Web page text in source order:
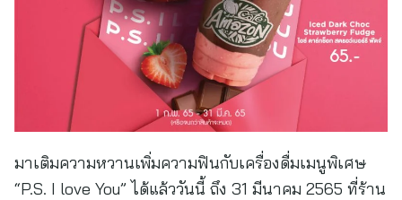
มาเติมความหวานเพิ่มความฟินกับเครื่องดื่มเมนูพิเศษ
“P.S. I love You” ได้แล้ววันนี้ ถึง 31 มีนาคม 2565 ที่ร้าน